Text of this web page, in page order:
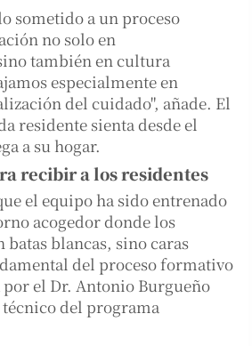
sometido a un proceso
no solo en
también en cultura
especialmente en
del cuidado", añade. El
residente sienta desde el
a su hogar.
recibir a los residentes
el equipo ha sido entrenado
acogedor donde los
batas blancas, sino caras
del proceso formativo
el Dr. Antonio Burgueño
del programa